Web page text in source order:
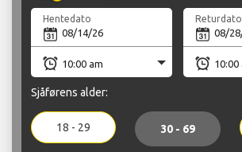
Hentedato Returdato
Sjåførens alder:
18 - 29 30 - 69